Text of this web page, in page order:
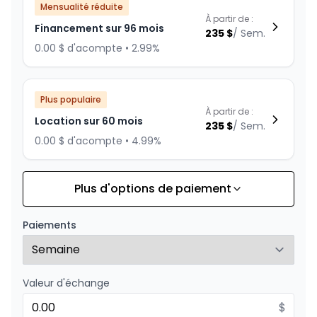
Mensualité réduite
Financement sur 96 mois
0.00 $ d'acompte • 2.99%
À partir de :
235 $/ Sem.
Plus populaire
Location sur 60 mois
0.00 $ d'acompte • 4.99%
À partir de :
235 $/ Sem.
Financement sur 84 mois
0.00 $ d'acompte • 1.99%
À partir de :
Financement sur 72 mois
Financement sur 72 mois
À partir de :
Plus d'options de paiement
Paiements
Valeur d'échange
$